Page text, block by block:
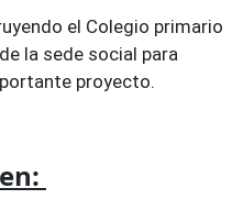
el Colegio primario
la sede social para
proyecto.